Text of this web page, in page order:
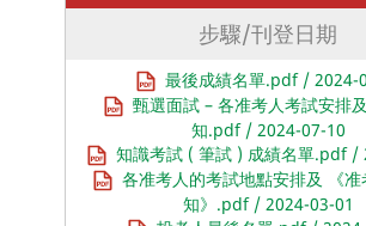
步驟/刊登日期
最後成績名單.pdf / 2024-
甄選面試 – 各准考人考試安排
知.pdf / 2024-07-10
知識考試 ( 筆試 ) 成績名單.pdf /
各准考人的考試地點安排及 《
知》.pdf / 2024-03-01